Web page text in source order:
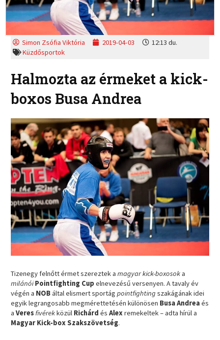
Simon Zsófia Viktória 2019-04-03
12:13 du.
Küzdősportok
Halmozta az érmeket a kick-
boxos Busa Andrea
Tizenegy felnőtt érmet szereztek amagyar kick-boxosoka
milánói Pointfighting Cup elnevezésű versenyen. A tavaly év
végén a NOBáltal elismert sportágpointfightingszakágának idei
egyik legrangosabb megmérettetésén különösen Busa Andreaés
aVeresfivérekközül Richárd ésAlex remekeltek – adta hírül a
Magyar Kick-box Szakszövetség.